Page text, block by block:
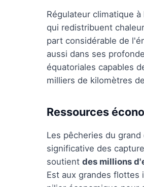
Régulateur climatique
qui redistribuent
part considérable de
aussi dans ses
équatoriales capables
milliers de kilomètres
Ressources
Les pêcheries du
significative des
soutient des millions
Est aux grandes flottes